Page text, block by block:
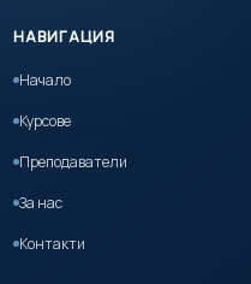
НАВИГАЦИЯ
Начало
Курсове
Преподаватели
За нас
Контакти